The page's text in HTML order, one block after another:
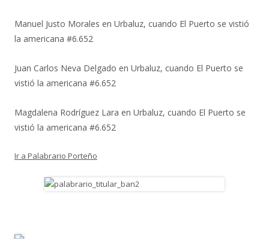
Manuel Justo Morales en Urbaluz, cuando El Puerto se vistió
la americana #6.652
Juan Carlos Neva Delgado en Urbaluz, cuando El Puerto se
vistió la americana #6.652
Magdalena Rodríguez Lara en Urbaluz, cuando El Puerto se
vistió la americana #6.652
Ir a Palabrario Porteño